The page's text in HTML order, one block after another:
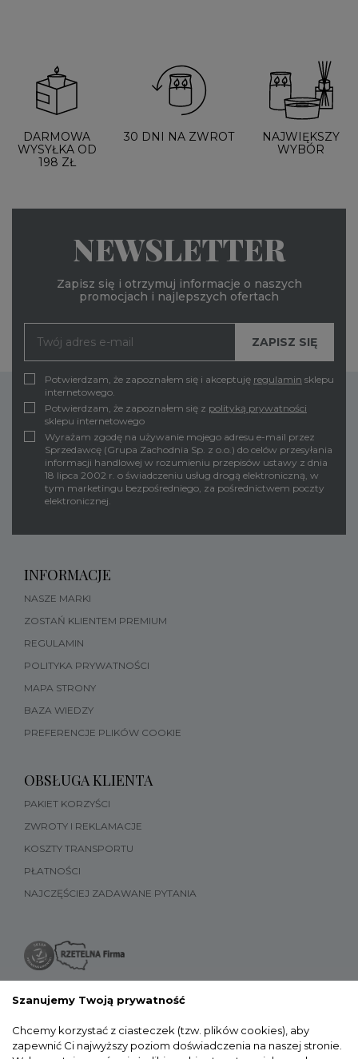
DARMOWA
WYSYŁKA OD
198 ZŁ
30 DNI NA ZWROT
NAJWIĘKSZY
WYBÓR
NEWSLETTER
Zapisz się i otrzymuj informacje o naszych
promocjach i najlepszych ofertach
Potwierdzam, że zapoznałem się i akceptuję regulamin sklepu
internetowego.
Potwierdzam, że zapoznałem się z polityką prywatności
sklepu internetowego
Wyrażam zgodę na używanie mojego adresu e-mail przez
Sprzedawcę (Grupa Zachodnia Sp. z o.o.) do celów przesyłania
informacji handlowej w rozumieniu przepisów ustawy z dnia
18 lipca 2002 r. o świadczeniu usług drogą elektroniczną, w
tym marketingu bezpośredniego, za pośrednictwem poczty
elektronicznej.
INFORMACJE
NASZE MARKI
ZOSTAŃ KLIENTEM PREMIUM
REGULAMIN
POLITYKA PRYWATNOŚCI
MAPA STRONY
BAZA WIEDZY
PREFERENCJE PLIKÓW COOKIE
OBSŁUGA KLIENTA
PAKIET KORZYŚCI
ZWROTY I REKLAMACJE
KOSZTY TRANSPORTU
PŁATNOŚCI
NAJCZĘŚCIEJ ZADAWANE PYTANIA
Szanujemy Twoją prywatność
Chcemy korzystać z ciasteczek (tzw. plików cookies), aby
zapewnić Ci najwyższy poziom doświadczenia na naszej stronie.